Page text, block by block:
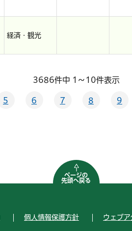
経済・観光
3686件中 1～10件表示
5 6 7 8 9
ページの
先頭へ戻る
個人情報保護方針 ウェブア